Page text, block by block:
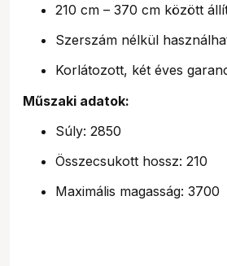
210 cm – 370 cm között
Szerszám nélkül
Korlátozott, két éves
Műszaki adatok:
Súly: 2850
Összecsukott hossz: 210
Maximális magasság: 3700